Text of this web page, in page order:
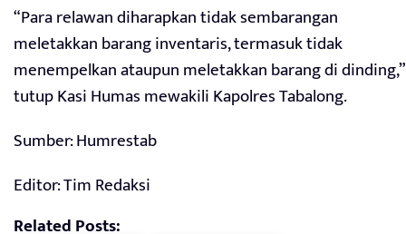
“Para relawan diharapkan tidak sembarangan
meletakkan barang inventaris, termasuk tidak
menempelkan ataupun meletakkan barang di dinding,”
tutup Kasi Humas mewakili Kapolres Tabalong.
Sumber: Humrestab
Editor: Tim Redaksi
Related Posts: